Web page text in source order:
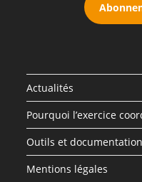
Actualités
Pourquoi l’exercice
Outils et documentation
Mentions légales